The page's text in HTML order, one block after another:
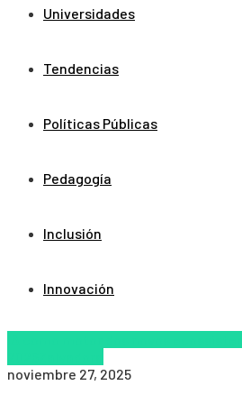
Universidades
Tendencias
Políticas Públicas
Pedagogía
Inclusión
Innovación
noviembre 27, 2025